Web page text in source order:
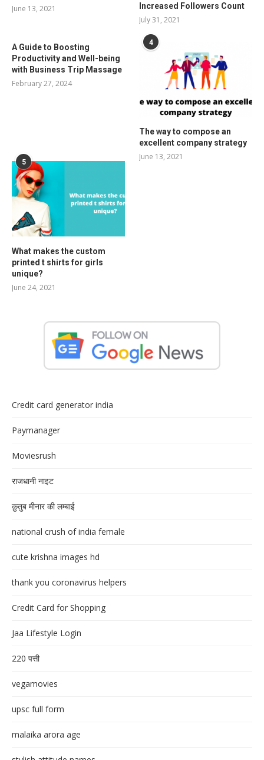
June 13, 2021
Increased Followers Count
July 31, 2021
A Guide to Boosting
Productivity and Well-being
with Business Trip Massage
February 27, 2024
4
The way to compose an
excellent company strategy
June 13, 2021
5
What makes the custom
printed t shirts for girls
unique?
June 24, 2021
Credit card generator india
Paymanager
Moviesrush
राजधानी नाइट
क़ुतुब मीनार की लम्बाई
national crush of india female
cute krishna images hd
thank you coronavirus helpers
Credit Card for Shopping
Jaa Lifestyle Login
220 पत्ती
vegamovies
upsc full form
malaika arora age